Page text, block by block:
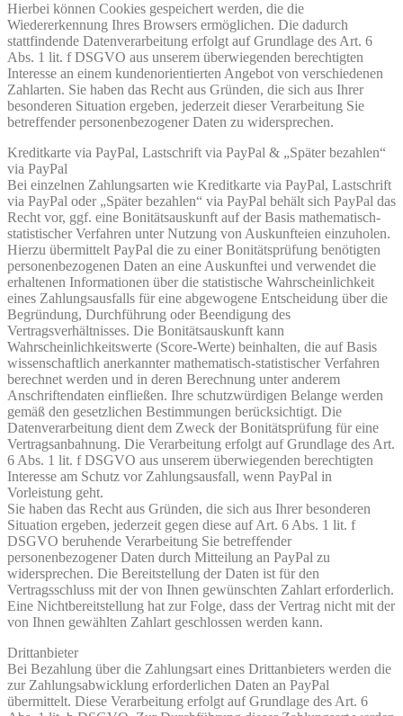
Hierbei können Cookies gespeichert werden, die die
Wiedererkennung Ihres Browsers ermöglichen. Die dadurch
stattfindende Datenverarbeitung erfolgt auf Grundlage des Art. 6
Abs. 1 lit. f DSGVO aus unserem überwiegenden berechtigten
Interesse an einem kundenorientierten Angebot von verschiedenen
Zahlarten. Sie haben das Recht aus Gründen, die sich aus Ihrer
besonderen Situation ergeben, jederzeit dieser Verarbeitung Sie
betreffender personenbezogener Daten zu widersprechen.
Kreditkarte via PayPal, Lastschrift via PayPal & „Später bezahlen“
via PayPal
Bei einzelnen Zahlungsarten wie Kreditkarte via PayPal, Lastschrift
via PayPal oder „Später bezahlen“ via PayPal behält sich PayPal das
Recht vor, ggf. eine Bonitätsauskunft auf der Basis mathematisch-
statistischer Verfahren unter Nutzung von Auskunfteien einzuholen.
Hierzu übermittelt PayPal die zu einer Bonitätsprüfung benötigten
personenbezogenen Daten an eine Auskunftei und verwendet die
erhaltenen Informationen über die statistische Wahrscheinlichkeit
eines Zahlungsausfalls für eine abgewogene Entscheidung über die
Begründung, Durchführung oder Beendigung des
Vertragsverhältnisses. Die Bonitätsauskunft kann
Wahrscheinlichkeitswerte (Score-Werte) beinhalten, die auf Basis
wissenschaftlich anerkannter mathematisch-statistischer Verfahren
berechnet werden und in deren Berechnung unter anderem
Anschriftendaten einfließen. Ihre schutzwürdigen Belange werden
gemäß den gesetzlichen Bestimmungen berücksichtigt. Die
Datenverarbeitung dient dem Zweck der Bonitätsprüfung für eine
Vertragsanbahnung. Die Verarbeitung erfolgt auf Grundlage des Art.
6 Abs. 1 lit. f DSGVO aus unserem überwiegenden berechtigten
Interesse am Schutz vor Zahlungsausfall, wenn PayPal in
Vorleistung geht.
Sie haben das Recht aus Gründen, die sich aus Ihrer besonderen
Situation ergeben, jederzeit gegen diese auf Art. 6 Abs. 1 lit. f
DSGVO beruhende Verarbeitung Sie betreffender
personenbezogener Daten durch Mitteilung an PayPal zu
widersprechen. Die Bereitstellung der Daten ist für den
Vertragsschluss mit der von Ihnen gewünschten Zahlart erforderlich.
Eine Nichtbereitstellung hat zur Folge, dass der Vertrag nicht mit der
von Ihnen gewählten Zahlart geschlossen werden kann.
Drittanbieter
Bei Bezahlung über die Zahlungsart eines Drittanbieters werden die
zur Zahlungsabwicklung erforderlichen Daten an PayPal
übermittelt. Diese Verarbeitung erfolgt auf Grundlage des Art. 6